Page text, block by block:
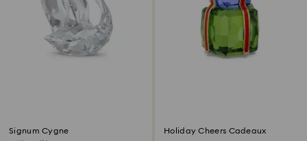
Signum Cygne Holiday Cheers Cadeaux